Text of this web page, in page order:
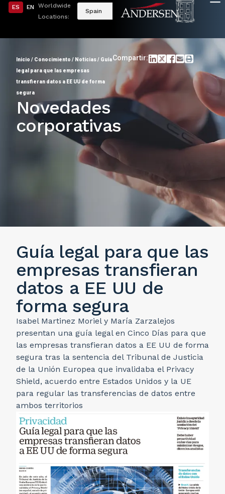
ES EN
Worldwide
Locations:
Spain
Inicio / Conocimiento / Noticias/ Guía
legal para que las empresas
transfieran datos a EE UU de forma
segura
Compartir:
Novedades
corporativas
Guía legal para que las
empresas transfieran
datos a EE UU de
forma segura
Isabel Martinez Moriel y María Zarzalejos
presentan una guía legal en Cinco Días para que
las empresas transfieran datos a EE UU de forma
segura tras la sentencia del Tribunal de Justicia
de la Unión Europea que invalidaba el Privacy
Shield, acuerdo entre Estados Unidos y la UE
para regular las transferencias de datos entre
ambos territorios